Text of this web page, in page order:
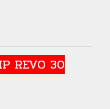
REVO 30